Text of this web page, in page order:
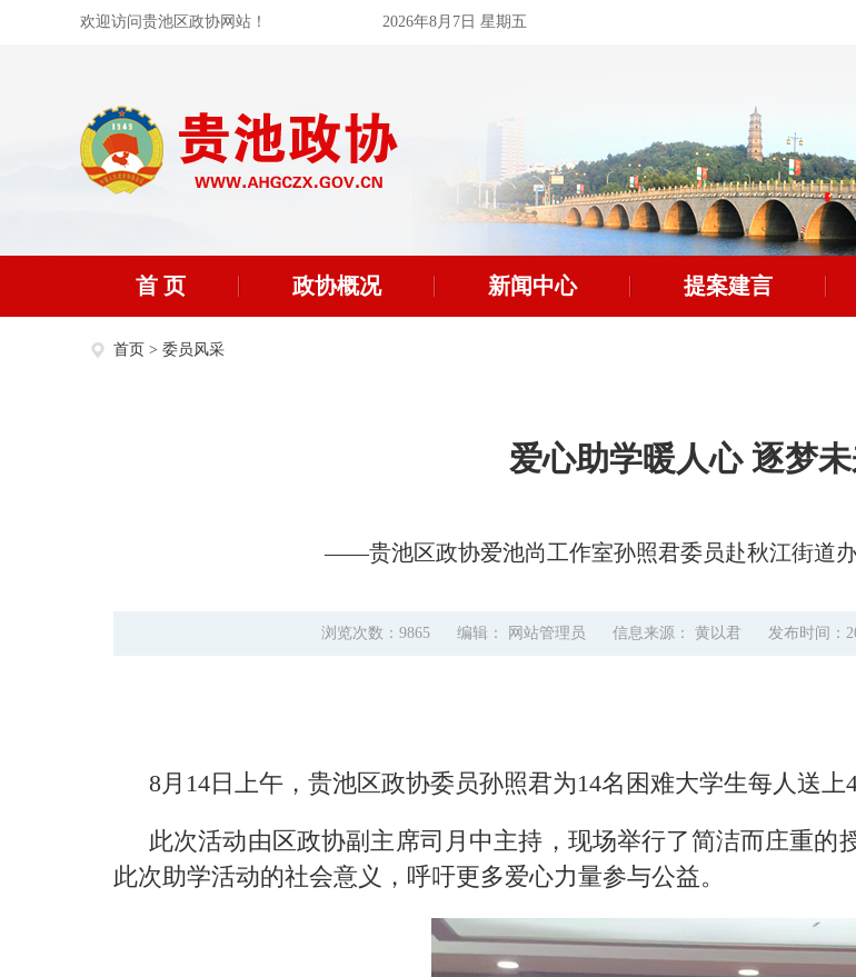
欢迎访问贵池区政协网站！ 2026年8月7日 星期五
首 页 政协概况 新闻中心 提案建言
首页 > 委员风采
爱心助学暖人心 逐梦
——贵池区政协爱池尚工作室孙照君委员赴秋江街道
浏览次数：9865 编辑： 网站管理员 信息来源： 黄以君 发布时间：
8月14日上午，贵池区政协委员孙照君为14名困难大学生每人送上
此次活动由区政协副主席司月中主持，现场举行了简洁而庄重的
此次助学活动的社会意义，呼吁更多爱心力量参与公益。